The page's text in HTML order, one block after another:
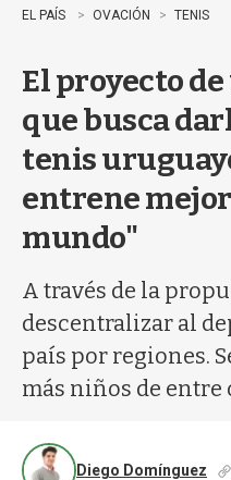
EL PAÍS OVACIÓN TENIS
El proyecto
que busca
tenis
entrene
mundo"
A través de la
descentralizar al
país por regiones.
más niños de entre
Diego Domínguez